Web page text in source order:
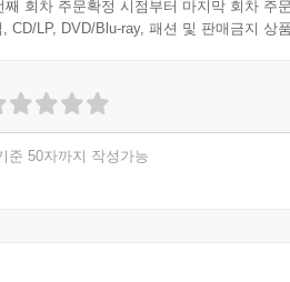
째 회차 주문확정 시점부터 마지막 회차 주
CD/LP, DVD/Blu-ray, 패션 및 판매금지 상
준 50자까지 작성가능